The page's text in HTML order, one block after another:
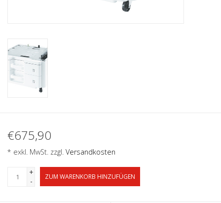
€675,90
* exkl. MwSt. zzgl. Versandkosten
+
-
ZUM WARENKORB HINZUFÜGEN